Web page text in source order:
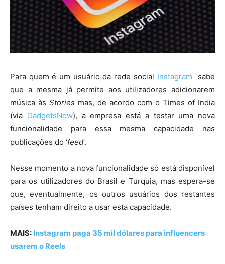
Para quem é um usuário da rede social Instagram sabe
que a mesma já permite aos utilizadores adicionarem
música às Stories mas, de acordo com o Times of India
(via GadgetsNow), a empresa está a testar uma nova
funcionalidade para essa mesma capacidade nas
publicações do ‘feed’.
Nesse momento a nova funcionalidade só está disponível
para os utilizadores do Brasil e Turquia, mas espera-se
que, eventualmente, os outros usuários dos restantes
países tenham direito a usar esta capacidade.
MAIS: Instagram paga 35 mil dólares para influencers
usarem o Reels